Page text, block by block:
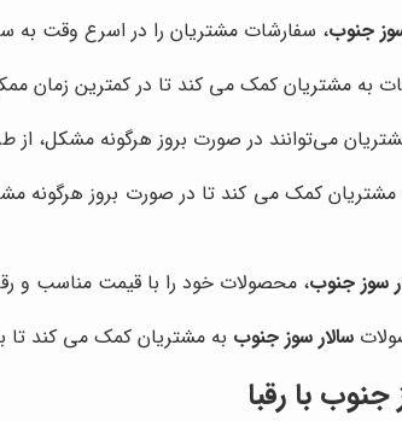
جنوب، سفارشات مشتریان را در اسرع وقت به
به مشتریان کمک می کند تا در کمترین زمان
می‌توانند در صورت بروز هرگونه مشکل، از
مشتریان کمک می کند تا در صورت بروز هرگونه
سوز جنوب، محصولات خود را با قیمت مناسب و
سالار سوز جنوب به مشتریان کمک می کند تا
جنوب با رقبا